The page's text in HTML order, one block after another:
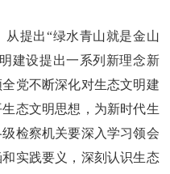
提出“绿水青山就是金山
建设提出一系列新理念新
党不断深化对生态文明建
态文明思想，为新时代生
检察机关要深入学习领会
实践要义，深刻认识生态